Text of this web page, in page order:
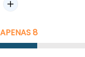
APENAS8